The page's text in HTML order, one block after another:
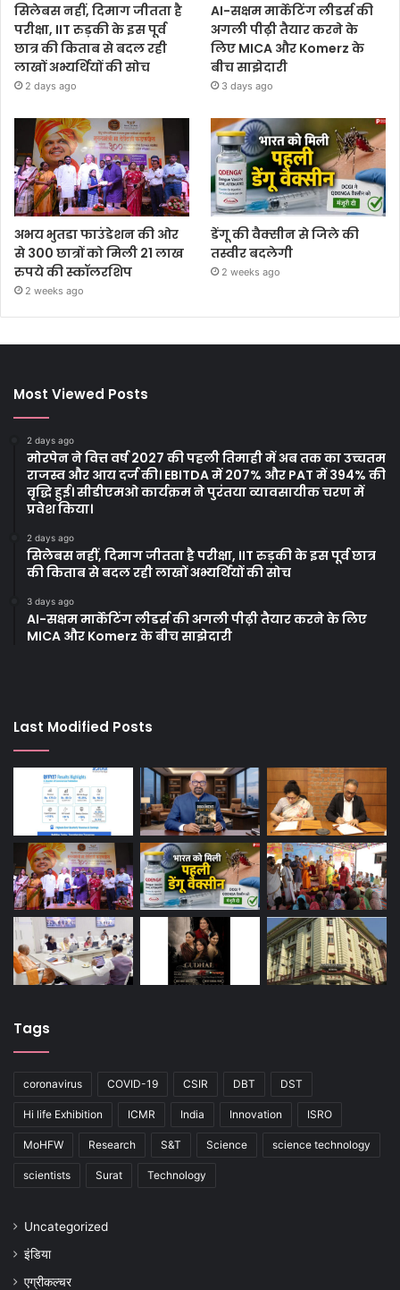
सिलेबस नहीं, दिमाग जीतता है
परीक्षा, IIT रुड़की के इस पूर्व
छात्र की किताब से बदल रही
लाखों अभ्यर्थियों की सोच
2 days ago
AI-सक्षम मार्केटिंग लीडर्स की
अगली पीढ़ी तैयार करने के
लिए MICA और Komerz के
बीच साझेदारी
3 days ago
अभय भुतडा फाउंडेशन की ओर
से 300 छात्रों को मिली 21 लाख
रुपये की स्कॉलरशिप
2 weeks ago
डेंगू की वैक्सीन से जिले की
तस्वीर बदलेगी
2 weeks ago
Most Viewed Posts
2 days ago
मोरपेन ने वित्त वर्ष 2027 की पहली तिमाही में अब तक का उच्चतम
राजस्व और आय दर्ज की। EBITDA में 207% और PAT में 394% की
वृद्धि हुई। सीडीएमओ कार्यक्रम ने पुरंतया व्यावसायीक चरण में
प्रवेश किया।
2 days ago
सिलेबस नहीं, दिमाग जीतता है परीक्षा, IIT रुड़की के इस पूर्व छात्र
की किताब से बदल रही लाखों अभ्यर्थियों की सोच
3 days ago
AI-सक्षम मार्केटिंग लीडर्स की अगली पीढ़ी तैयार करने के लिए
MICA और Komerz के बीच साझेदारी
Last Modified Posts
Tags
coronavirus COVID-19 CSIR DBT DST
Hi life Exhibition ICMR India Innovation ISRO
MoHFW Research S&T Science science technology
scientists Surat Technology
Uncategorized
इंडिया
एग्रीकल्चर